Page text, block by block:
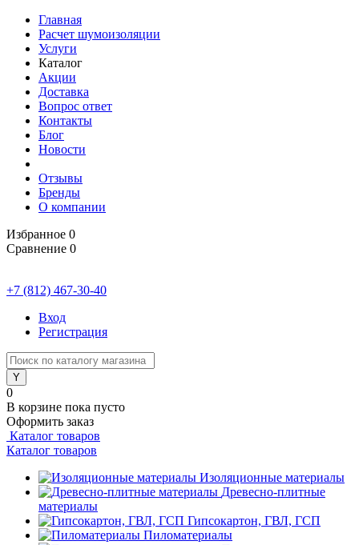
Главная
Расчет шумоизоляции
Услуги
Каталог
Акции
Доставка
Вопрос ответ
Контакты
Блог
Новости
Отзывы
Бренды
О компании
Избранное 0
Сравнение 0
+7 (812) 467-30-40
Вход
Регистрация
0
В корзине пока пусто
Оформить заказ
Каталог товаров
Каталог товаров
Изоляционные материалы
Древесно-плитные
материалы
Гипсокартон, ГВЛ, ГСП
Пиломатериалы